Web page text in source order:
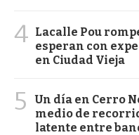
4 Lacalle Pou
esperan con
en Ciudad Vieja
5
Un día en Cerro
medio de
latente entre